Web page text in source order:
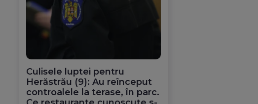
Culisele luptei pentru
Herăstrău (9): Au reînceput
controalele la terase, în parc.